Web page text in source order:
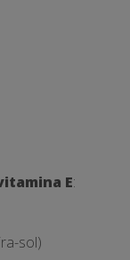
E:
sol)